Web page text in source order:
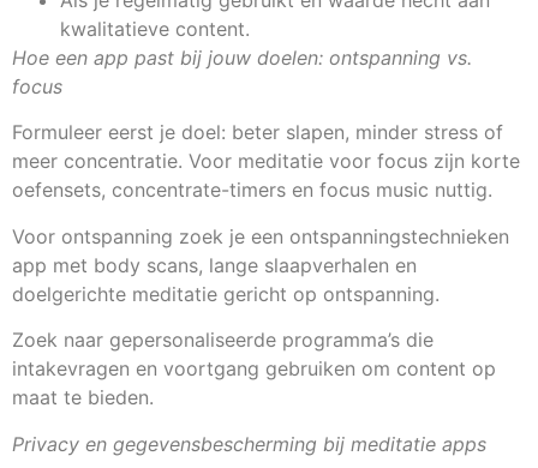
kwalitatieve content.
Hoe een app past bij jouw doelen: ontspanning vs.
focus
Formuleer eerst je doel: beter slapen, minder stress of
meer concentratie. Voor meditatie voor focus zijn korte
oefensets, concentrate-timers en focus music nuttig.
Voor ontspanning zoek je een ontspanningstechnieken
app met body scans, lange slaapverhalen en
doelgerichte meditatie gericht op ontspanning.
Zoek naar gepersonaliseerde programma’s die
intakevragen en voortgang gebruiken om content op
maat te bieden.
Privacy en gegevensbescherming bij meditatie apps